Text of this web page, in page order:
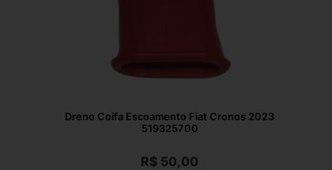
Dreno Coifa Escoamento Fiat Cronos 2023
519325700
R$ 50,00